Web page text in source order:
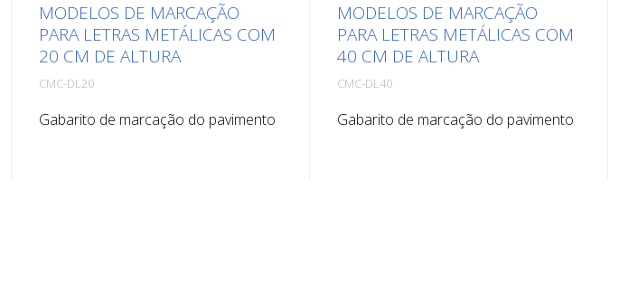
MODELOS DE MARCAÇÃO
PARA LETRAS METÁLICAS COM
20 CM DE ALTURA
CMC-DL20
Gabarito de marcação do pavimento
MODELOS DE MARCAÇÃO
PARA LETRAS METÁLICAS COM
40 CM DE ALTURA
CMC-DL40
Gabarito de marcação do pavimento